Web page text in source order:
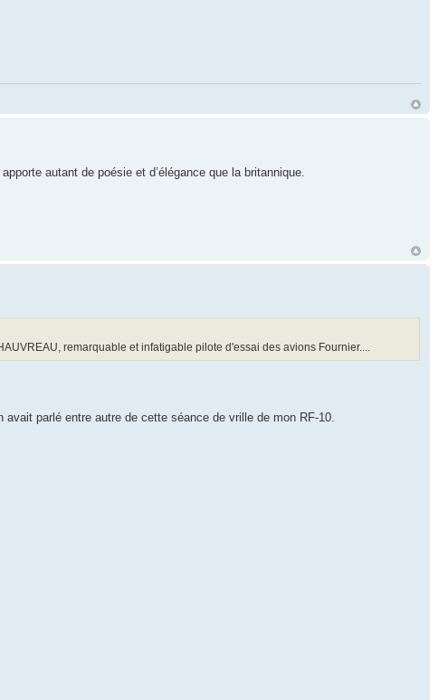
autant de poésie et d’élégance que la britannique.
remarquable et infatigable pilote d'essai des avions Fournier....
parlé entre autre de cette séance de vrille de mon RF-10.